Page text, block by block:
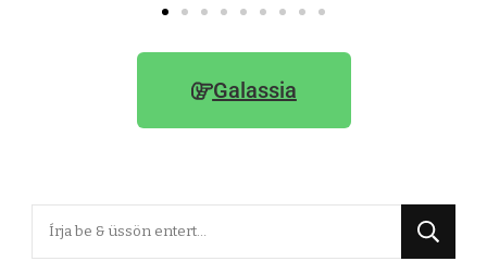
Galassia